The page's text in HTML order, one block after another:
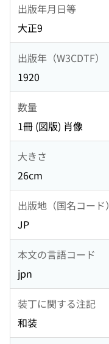
出版年月日等
大正9
出版年（W3CDTF）
1920
数量
1冊 (図版) 肖像
大きさ
26cm
出版地（国名コード）
JP
本文の言語コード
jpn
装丁に関する注記
和装